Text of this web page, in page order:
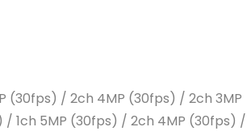
(30fps) / 2ch 4MP (30fps) / 2ch 3MP
1ch 5MP (30fps) / 2ch 4MP (30fps) /